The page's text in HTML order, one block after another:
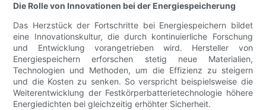
Die Rolle von Innovationen bei der Energiespeicherung
Das Herzstück der Fortschritte bei Energiespeichern bildet
eine Innovationskultur, die durch kontinuierliche Forschung
und Entwicklung vorangetrieben wird. Hersteller von
Energiespeichern erforschen stetig neue Materialien,
Technologien und Methoden, um die Effizienz zu steigern
und die Kosten zu senken. So verspricht beispielsweise die
Weiterentwicklung der Festkörperbatterietechnologie höhere
Energiedichten bei gleichzeitig erhöhter Sicherheit.